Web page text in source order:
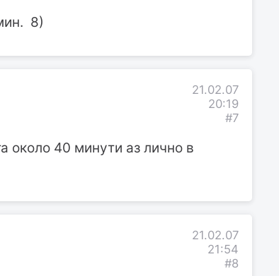
8)
21.02.07
20:19
#7
около 40 минути аз лично в
21.02.07
21:54
#8